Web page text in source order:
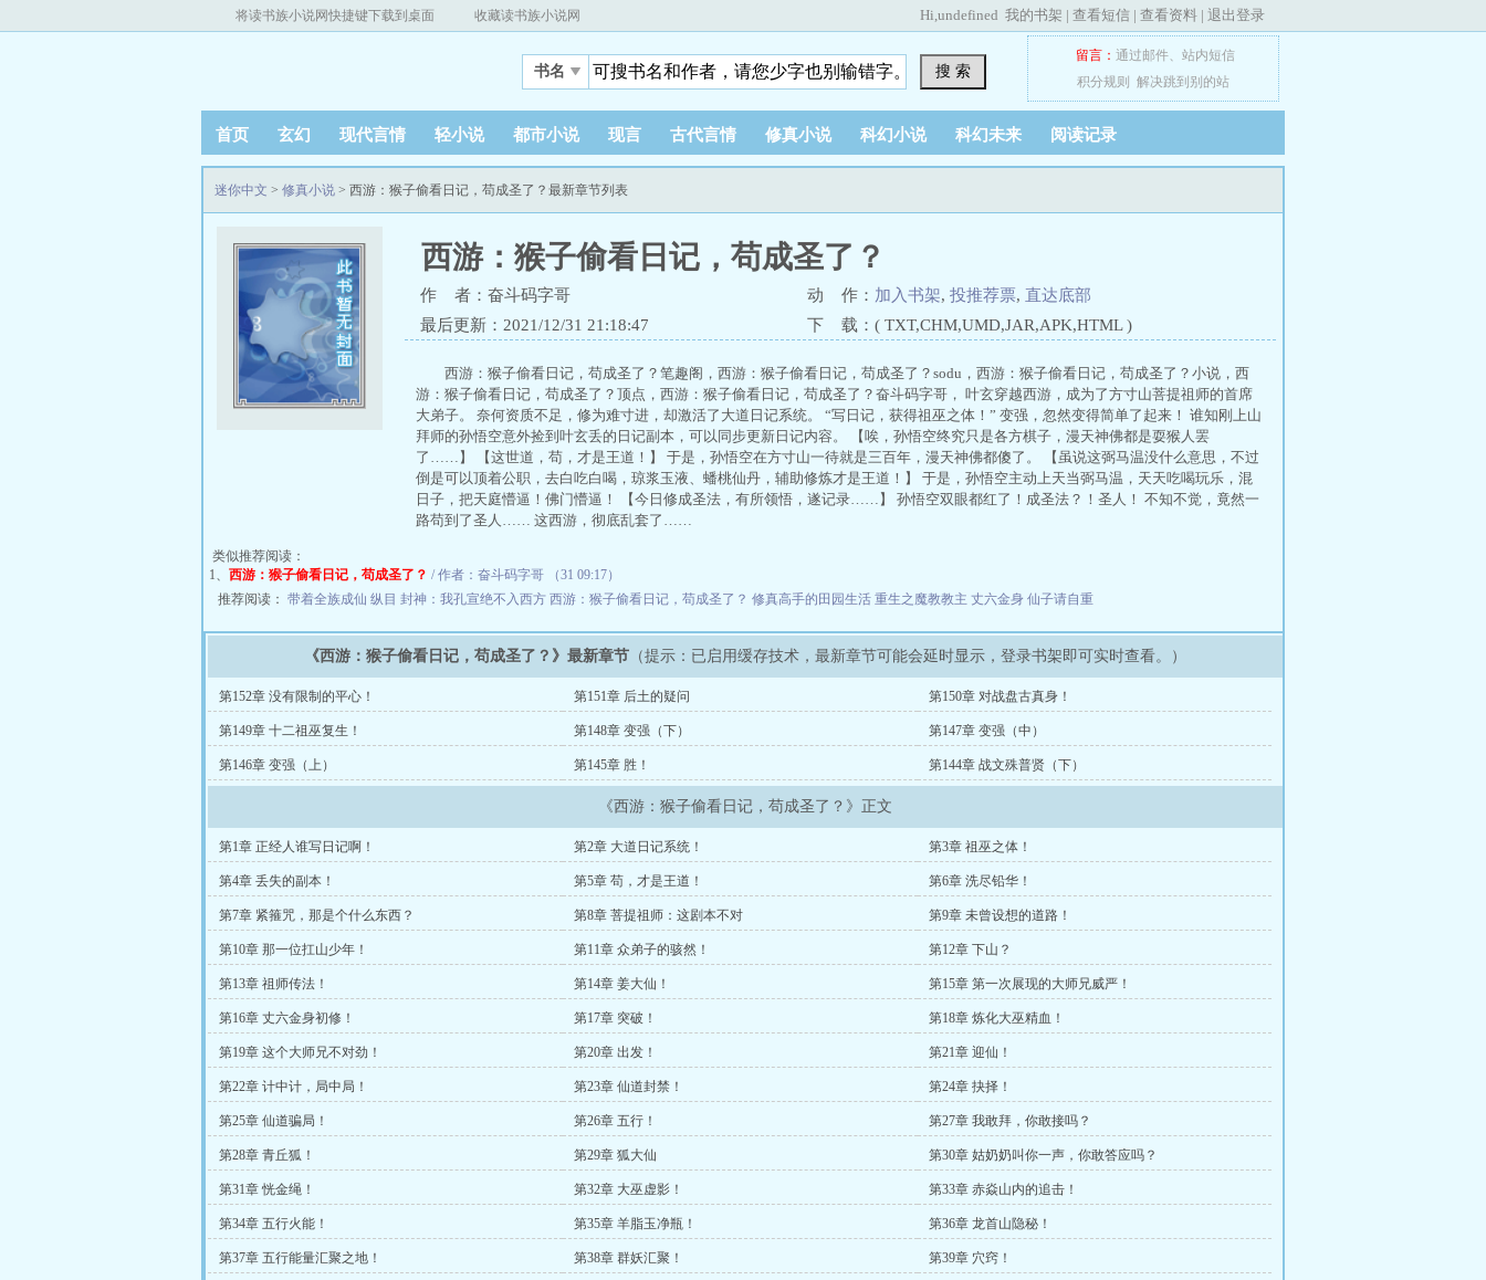
将读书族小说网快捷键下载到桌面 收藏读书族小说网 Hi,undefined 我的书架 | 查看短信 | 查看资料 | 退出登录
书名 搜 索
留言： 通过邮件、 站内短信
积分规则
解决跳到别的站
首页 玄幻 现代言情 轻小说 都市小说 现言 古代言情 修真小说 科幻小说 科幻未来 阅读记录
迷你中文 > 修真小说 > 西游：猴子偷看日记，苟成圣了？最新章节列表
西游：猴子偷看日记，苟成圣了？
作 者：奋斗码字哥 动 作： 加入书架, 投推荐票, 直达底部
最后更新：2021/12/31 21:18:47
下 载：( TXT,CHM,UMD,JAR,APK,HTML )
西游：猴子偷看日记，苟成圣了？笔趣阁，西游：猴子偷看日记，苟成圣了？sodu，西游：猴子偷看日记，苟成圣了？小说，西
游：猴子偷看日记，苟成圣了？顶点，西游：猴子偷看日记，苟成圣了？奋斗码字哥， 叶玄穿越西游，成为了方寸山菩提祖师的首席
大弟子。 奈何资质不足，修为难寸进，却激活了大道日记系统。 “写日记，获得祖巫之体！” 变强，忽然变得简单了起来！ 谁知刚上山
拜师的孙悟空意外捡到叶玄丢的日记副本，可以同步更新日记内容。 【唉，孙悟空终究只是各方棋子，漫天神佛都是耍猴人罢
了……】 【这世道，苟，才是王道！】 于是，孙悟空在方寸山一待就是三百年，漫天神佛都傻了。 【虽说这弼马温没什么意思，不过
倒是可以顶着公职，去白吃白喝，琼浆玉液、蟠桃仙丹，辅助修炼才是王道！】 于是，孙悟空主动上天当弼马温，天天吃喝玩乐，混
日子，把天庭懵逼！佛门懵逼！ 【今日修成圣法，有所领悟，遂记录……】 孙悟空双眼都红了！成圣法？！圣人！ 不知不觉，竟然一
路苟到了圣人…… 这西游，彻底乱套了……
类似推荐阅读：
1、 西游：猴子偷看日记，苟成圣了？ / 作者：奋斗码字哥 （31 09:17）
推荐阅读： 带着全族成仙 纵目 封神：我孔宣绝不入西方 西游：猴子偷看日记，苟成圣了？ 修真高手的田园生活 重生之魔教教主 丈六金身 仙子请自重
《西游：猴子偷看日记，苟成圣了？》最新章节 （提示：已启用缓存技术，最新章节可能会延时显示，登录书架即可实时查看。）
第152章 没有限制的平心！ 第151章 后土的疑问 第150章 对战盘古真身！
第149章 十二祖巫复生！ 第148章 变强（下） 第147章 变强（中）
第146章 变强（上） 第145章 胜！ 第144章 战文殊普贤（下）
《西游：猴子偷看日记，苟成圣了？》正文
第1章 正经人谁写日记啊！ 第2章 大道日记系统！ 第3章 祖巫之体！
第4章 丢失的副本！ 第5章 苟，才是王道！ 第6章 洗尽铅华！
第7章 紧箍咒，那是个什么东西？ 第8章 菩提祖师：这剧本不对 第9章 未曾设想的道路！
第10章 那一位扛山少年！ 第11章 众弟子的骇然！ 第12章 下山？
第13章 祖师传法！ 第14章 姜大仙！ 第15章 第一次展现的大师兄威严！
第16章 丈六金身初修！ 第17章 突破！ 第18章 炼化大巫精血！
第19章 这个大师兄不对劲！ 第20章 出发！ 第21章 迎仙！
第22章 计中计，局中局！ 第23章 仙道封禁！ 第24章 抉择！
第25章 仙道骗局！ 第26章 五行！ 第27章 我敢拜，你敢接吗？
第28章 青丘狐！ 第29章 狐大仙 第30章 姑奶奶叫你一声，你敢答应吗？
第31章 恍金绳！ 第32章 大巫虚影！ 第33章 赤焱山内的追击！
第34章 五行火能！ 第35章 羊脂玉净瓶！ 第36章 龙首山隐秘！
第37章 五行能量汇聚之地！ 第38章 群妖汇聚！ 第39章 穴窍！